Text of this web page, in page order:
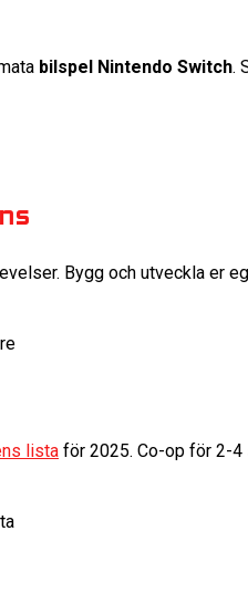
bilspel Nintendo Switch.
Bygg och utveckla er
lista för 2025. Co-op för 2-